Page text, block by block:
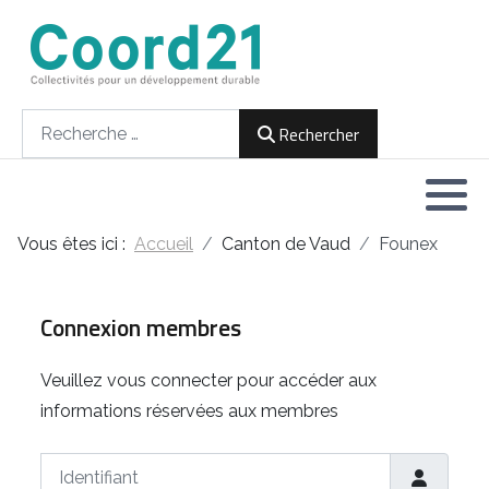
Rechercher
Vous êtes ici : Accueil Canton de Vaud Founex
Connexion membres
Veuillez vous connecter pour accéder aux
informations réservées aux membres
Identifiant
Développement durable et Agenda 21
Implémentation locale de l'Agenda
2021
2022
2024
Lettres d'informations
Rencontres thématiques
Documents